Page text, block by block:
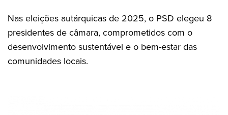
Nas eleições autárquicas de 2025, o PSD elegeu 8
presidentes de câmara, comprometidos com o
desenvolvimento sustentável e o bem-estar das
comunidades locais.